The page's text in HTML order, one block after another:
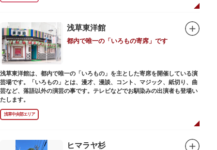
浅草東洋館
都内で唯一の「いろもの寄席」です
浅草東洋館は、都内で唯一の「いろもの」を主とした寄席を開催している演
芸場です。「いろもの」とは、漫才、漫談、コント、マジック、紙切り、曲
芸など、落語以外の演芸の事です。テレビなどでお馴染みの出演者も登場い
たします。
浅草中央部エリア
ヒマラヤ杉